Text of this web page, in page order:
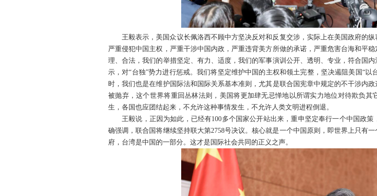
王毅表示，美国众议长佩洛西不顾中方坚决反对和反复交涉，实际上在美国政府的
严重侵犯中国主权，严重干涉中国内政，严重违背美方所做的承诺，严重危害台海和平
理、合法，我们的举措坚定、有力、适度，我们的军事演训公开、透明、专业，符合国
示，对“台独”势力进行惩戒。我们将坚定维护中国的主权和领土完整，坚决遏阻美国“以
时，我们也是在维护国际法和国际关系基本准则，尤其是联合国宪章中规定的不干涉内
被抛弃，这个世界将重回丛林法则，美国将更加肆无忌惮地以所谓实力地位对待欺负
生，各国也应团结起来，不允许这种事情发生，不允许人类文明进程倒退。
王毅说，正因为如此，已经有100多个国家公开站出来，重申坚定奉行一个中国政
确强调，联合国将继续坚持联大第2758号决议。核心就是一个中国原则，即世界上只有
府，台湾是中国的一部分。这才是国际社会共同的正义之声。